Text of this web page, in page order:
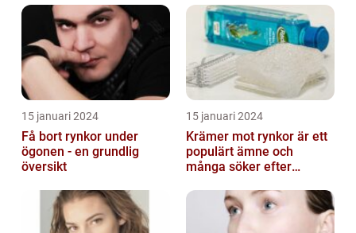
15 januari 2024
Få bort rynkor under
ögonen - en grundlig
översikt
15 januari 2024
Krämer mot rynkor är ett
populärt ämne och
många söker efter
fungerar